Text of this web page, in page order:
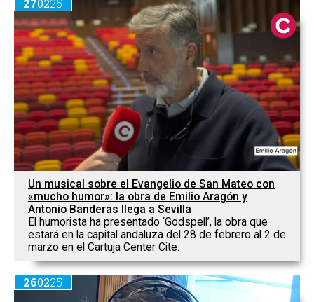
270225
Un musical sobre el Evangelio de San Mateo con
«mucho humor»: la obra de Emilio Aragón y
Antonio Banderas llega a Sevilla
El humorista ha presentado ‘Godspell’, la obra que
estará en la capital andaluza del 28 de febrero al 2 de
marzo en el Cartuja Center Cite.
260225